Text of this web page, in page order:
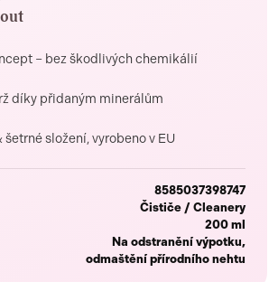
– bez škodlivých chemikálií
díky přidaným minerálům
šetrné složení, vyrobeno v EU
8585037398747
Čističe / Cleanery
200 ml
Na odstranění výpotku,
odmaštění přírodního nehtu